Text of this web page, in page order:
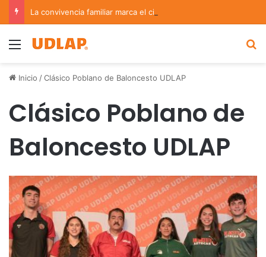
Menu
Inicio /Clásico Poblano de Baloncesto UDLAP
Clásico Poblano de
Baloncesto UDLAP